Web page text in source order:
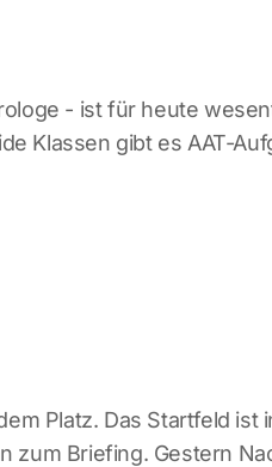
- ist für heute
Klassen gibt es AAT-
Platz. Das Startfeld ist
zum Briefing. Gestern